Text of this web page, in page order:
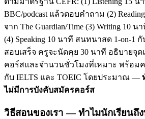
BBC/podcast แล้วตอบคำถาม (2)
จาก The Guardian/Time (3) Writing 10 น
(4) Speaking 10 นาที สนทนาสด 1-on-1
สอบเสร็จ ครูจะนัดคุย 30 นาที อธิบายจุ
คอร์สและจำนวนชั่วโมงที่เหมาะ พร้อม
กับ IELTS และ TOEIC โดยประมาณ —
ไม่มีการบังคับสมัครคอร์ส
วิธีสอนของเรา — ทำไมนักเรียนถึ